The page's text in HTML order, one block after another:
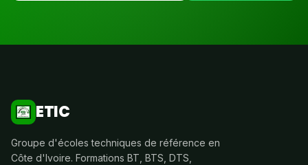
ETIC
Groupe d'écoles techniques de référence en
Côte d'Ivoire. Formations BT, BTS, DTS,